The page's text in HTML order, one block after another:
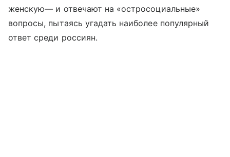
женскую— и отвечают на «остросоциальные»
вопросы, пытаясь угадать наиболее популярный
ответ среди россиян.